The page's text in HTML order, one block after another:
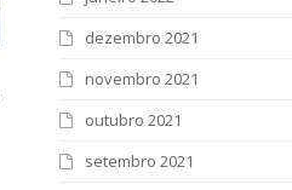
dezembro 2021
novembro 2021
outubro 2021
setembro 2021